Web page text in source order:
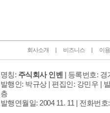
회사소개 비즈니스 이
명칭: 주식회사 인벤 | 등록번호: 경
발행인: 박규상 | 편집인: 강민우 |
층
발행연월일: 2004 11. 11 | 전화번호